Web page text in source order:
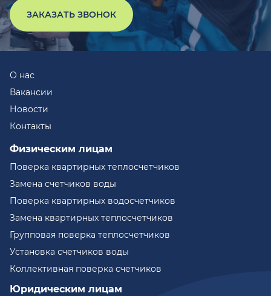
ЗАКАЗАТЬ ЗВОНОК
О нас
Вакансии
Новости
Контакты
Физическим лицам
Поверка квартирных теплосчетчиков
Замена счетчиков воды
Поверка квартирных водосчетчиков
Замена квартирных теплосчетчиков
Групповая поверка теплосчетчиков
Установка счетчиков воды
Коллективная поверка счетчиков
Юридическим лицам